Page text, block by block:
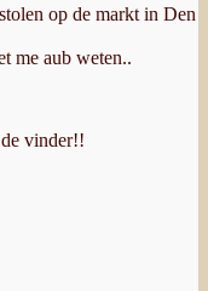
op de markt in Den
me aub weten..
vinder!!